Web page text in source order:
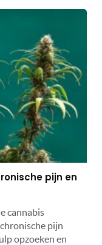
pijn en
cannabis
pijn
opzoeken en